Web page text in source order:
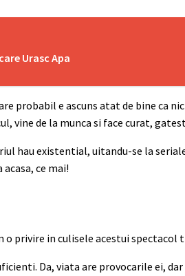
Urasc Apa
probabil e ascuns atat de bine ca
vine de la munca si face curat,
hau existential, uitandu-se la
ce mai!
privire in culisele acestui spectacol
Da, viata are provocarile ei,